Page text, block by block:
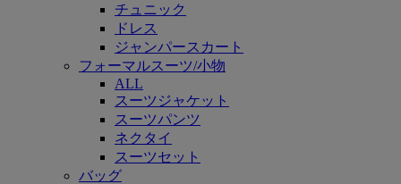
チュニック
ドレス
ジャンパースカート
フォーマルスーツ/小物
ALL
スーツジャケット
スーツパンツ
ネクタイ
スーツセット
バッグ